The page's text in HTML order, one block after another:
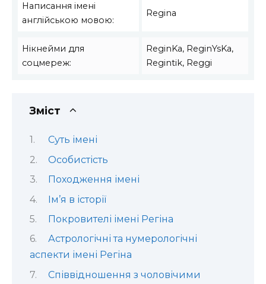
Написання імені
англійською мовою:
Regina
Нікнейми для
соцмереж:
ReginKa, ReginYsKa,
Regintik, Reggi
Зміст
Суть імені
Особистість
Походження імені
Ім’я в історії
Покровителі імені Регіна
Астрологічні та нумерологічні
аспекти імені Регіна
Співвідношення з чоловічими